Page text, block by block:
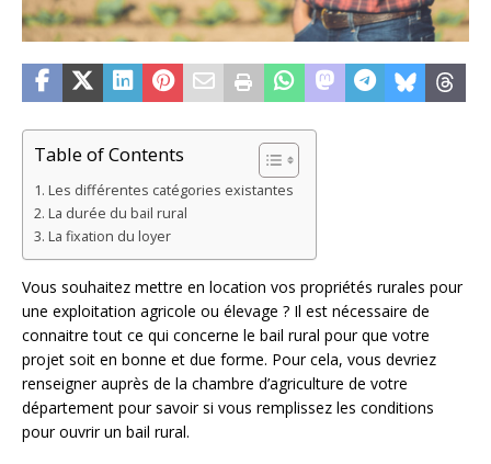
Table of Contents
Les différentes catégories existantes
La durée du bail rural
La fixation du loyer
Vous souhaitez mettre en location vos propriétés rurales pour
une exploitation agricole ou élevage ? Il est nécessaire de
connaitre tout ce qui concerne le bail rural pour que votre
projet soit en bonne et due forme. Pour cela, vous devriez
renseigner auprès de la chambre d’agriculture de votre
département pour savoir si vous remplissez les conditions
pour ouvrir un bail rural.